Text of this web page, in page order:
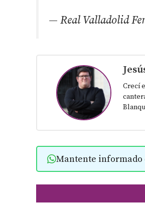
— Real Valladolid
Crecí
Mantente informado